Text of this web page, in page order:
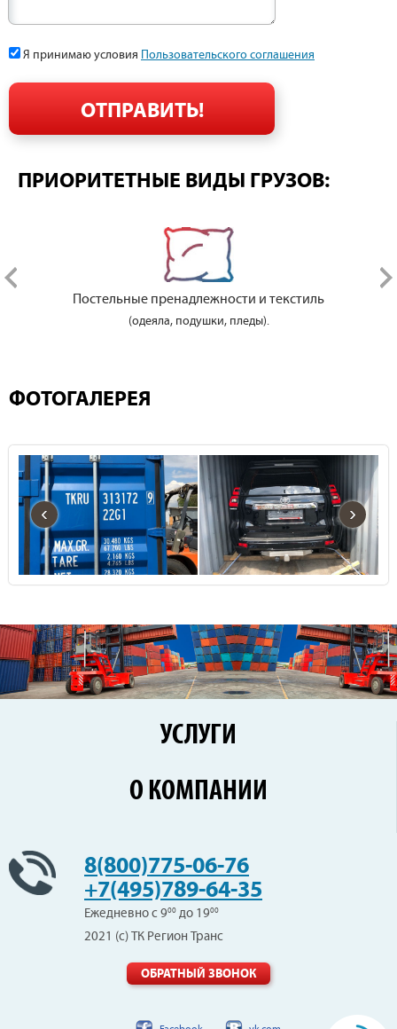
Я принимаю условия Пользовательского соглашения
ПРИОРИТЕТНЫЕ ВИДЫ ГРУЗОВ:
Постельные пренадлежности и текстиль
(одеяла, подушки, пледы).
ФОТОГАЛЕРЕЯ
‹ ›
УСЛУГИ
Железнодорожные перевозки
Негабаритные перевозки
О КОМПАНИИ
Клиенты
Вопрос-Ответ
Отзывы
Вакансии
Контакты
8(800)775-06-76
+7(495)789-64-35
Ежедневно с 900 до 1900
2021 (с) ТК Регион Транс
ОБРАТНЫЙ ЗВОНОК